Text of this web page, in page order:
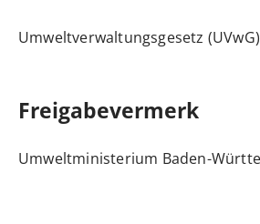
Umweltverwaltungsgesetz (UVwG)
Freigabevermerk